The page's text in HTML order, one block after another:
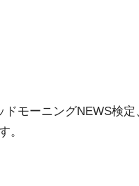
ドモーニングNEWS検
。